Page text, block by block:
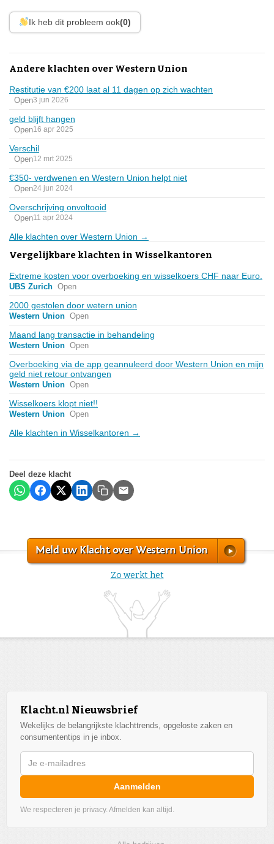
Ik heb dit probleem ook(0)
Andere klachten over Western Union
Restitutie van €200 laat al 11 dagen op zich wachten
Open3 jun 2026
geld blijft hangen
Open16 apr 2025
Verschil
Open12 mrt 2025
€350- verdwenen en Western Union helpt niet
Open24 jun 2024
Overschrijving onvoltooid
Open11 apr 2024
Alle klachten over Western Union →
Vergelijkbare klachten in Wisselkantoren
Extreme kosten voor overboeking en wisselkoers CHF naar Euro.
UBS Zurich Open
2000 gestolen door wetern union
Western Union Open
Maand lang transactie in behandeling
Western Union Open
Overboeking via de app geannuleerd door Western Union en mijn
geld niet retour ontvangen
Western Union Open
Wisselkoers klopt niet!!
Western Union Open
Alle klachten in Wisselkantoren →
Deel deze klacht
Meld uw Klacht over Western Union
Zo werkt het
Klacht.nl Nieuwsbrief
Wekelijks de belangrijkste klachttrends, opgeloste zaken en
consumententips in je inbox.
Aanmelden
We respecteren je privacy. Afmelden kan altijd.